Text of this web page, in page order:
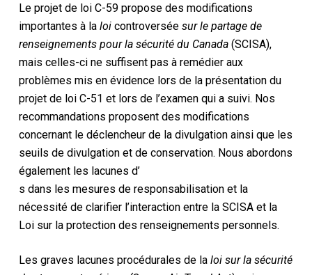
Le projet de loi C-59 propose des modifications
importantes à la loicontroversée sur le partage de
renseignements pour la sécurité du Canada(SCISA),
mais celles-ci ne suffisent pas à remédier aux
problèmes mis en évidence lors de la présentation du
projet de loi C-51 et lors de l’examen qui a suivi. Nos
recommandations proposent des modifications
concernant le déclencheur de la divulgation ainsi que les
seuils de divulgation et de conservation. Nous abordons
également les lacunes d’
s dans les mesures de responsabilisation et la
nécessité de clarifier l’interaction entre la SCISA et la
Loi sur la protection des renseignements personnels.
Les graves lacunes procédurales de la loi sur la sécurité